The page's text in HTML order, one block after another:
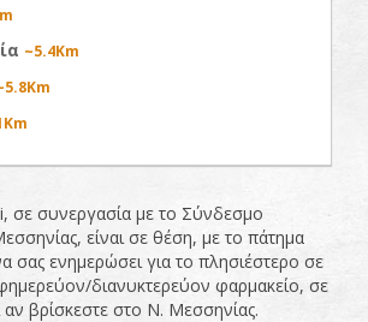
~5.4Km
σε συνεργασία με το Σύνδεσμο
είναι σε θέση, με το πάτημα
σας ενημερώσει για το πλησιέστερο σε
διανυκτερεύον φαρμακείο, σε
αν βρίσκεστε στο Ν. Μεσσηνίας.